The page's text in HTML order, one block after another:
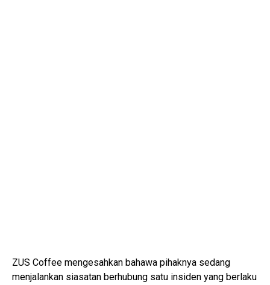
ZUS Coffee mengesahkan bahawa pihaknya sedang
menjalankan siasatan berhubung satu insiden yang berlaku